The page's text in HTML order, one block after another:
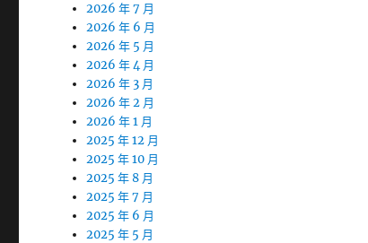
2026 年 7 月
2026 年 6 月
2026 年 5 月
2026 年 4 月
2026 年 3 月
2026 年 2 月
2026 年 1 月
2025 年 12 月
2025 年 10 月
2025 年 8 月
2025 年 7 月
2025 年 6 月
2025 年 5 月